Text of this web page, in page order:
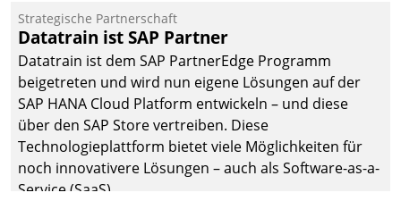
Jahresbeginn eine
Überblick, Einsicht und
Eingriff bietende Lösung.
Zur Entwicklung setzte
man auf
Cloudtechnologie,
bewährte und Startup-
Partner sowie erstmals
agile Projektmethoden.
Strategische Partnerschaft
Datatrain ist SAP Partner
Datatrain ist dem SAP PartnerEdge Programm
beigetreten und wird nun eigene Lösungen auf der
SAP HANA Cloud Platform entwickeln – und diese
über den SAP Store vertreiben. Diese
Technologieplattform bietet viele Möglichkeiten für
noch innovativere Lösungen – auch als Software-as-a-
Service (SaaS).